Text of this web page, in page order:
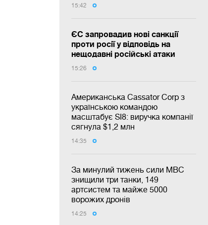
15:42
ЄС запровадив нові санкції
проти росії у відповідь на
нещодавні російські атаки
15:26
Американська Cassator Corp з
українською командою
масштабує SI8: виручка компанії
сягнула $1,2 млн
14:35
За минулий тижень сили МВС
знищили три танки, 149
артсистем та майже 5000
ворожих дронів
14:25